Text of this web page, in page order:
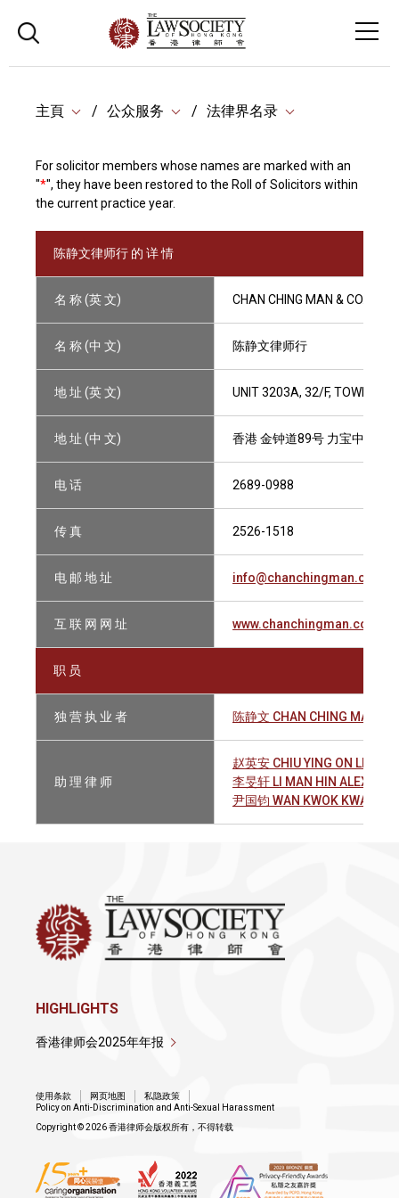
主頁 公众服务 法律界名录
For solicitor members whose names are marked with an
"*", they have been restored to the Roll of Solicitors within
the current practice year.
陈静文律师行 的 详 情
名 称 (英 文) CHAN CHING MAN & CO.
名 称 (中 文) 陈静文律师行
地 址 (英 文) UNIT 3203A, 32/F, TOWER
地 址 (中 文) 香港 金钟道89号 力宝中心一
电 话 2689-0988
传 真 2526-1518
电 邮 地 址 info@chanchingman.com
互 联 网 网 址 www.chanchingman.com
职 员
独 营 执 业 者 陈静文 CHAN CHING MAN
助 理 律 师
赵英安 CHIU YING ON LEON
李旻轩 LI MAN HIN ALEX
尹国钧 WAN KWOK KWAN
HIGHLIGHTS
香港律师会2025年年报
使用条款 网页地图
私隐政策
Policy on Anti-Discrimination and Anti-Sexual Harassment
Copyright © 2026 香港律师会版权所有，不得转载